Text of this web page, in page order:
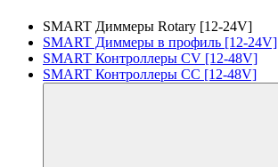
SMART Диммеры Rotary [12-24V]
SMART Диммеры в профиль [12-24V]
SMART Контроллеры CV [12-48V]
SMART Контроллеры CC [12-48V]